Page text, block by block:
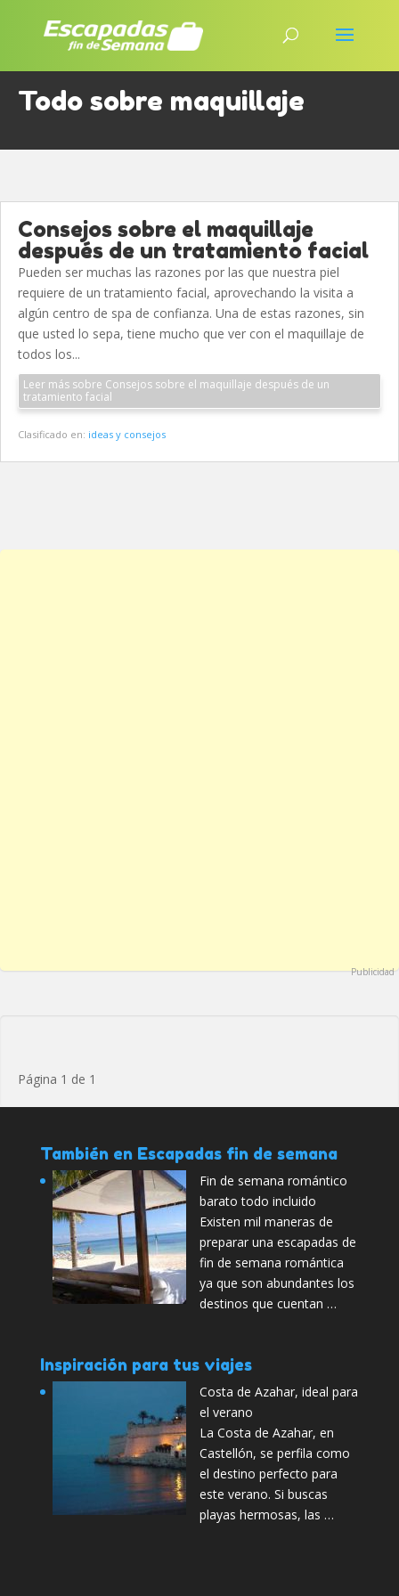
Todo sobre maquillaje
Consejos sobre el maquillaje
después de un tratamiento facial
Pueden ser muchas las razones por las que nuestra piel
requiere de un tratamiento facial, aprovechando la visita a
algún centro de spa de confianza. Una de estas razones, sin
que usted lo sepa, tiene mucho que ver con el maquillaje de
todos los...
Leer más sobre Consejos sobre el maquillaje después de un
tratamiento facial
Clasificado en: ideas y consejos
Publicidad
Página 1 de 1
También en Escapadas fin de semana
Fin de semana romántico
barato todo incluido
Existen mil maneras de
preparar una escapadas de
fin de semana romántica
ya que son abundantes los
destinos que cuentan …
Inspiración para tus viajes
Costa de Azahar, ideal para
el verano
La Costa de Azahar, en
Castellón, se perfila como
el destino perfecto para
este verano. Si buscas
playas hermosas, las …